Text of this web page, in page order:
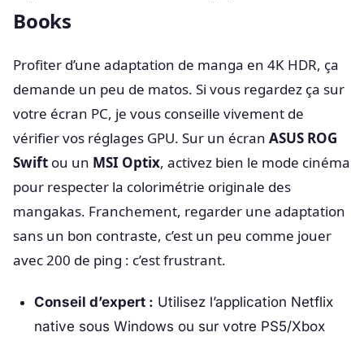
Books
Profiter d’une adaptation de manga en 4K HDR, ça
demande un peu de matos. Si vous regardez ça sur
votre écran PC, je vous conseille vivement de
vérifier vos réglages GPU. Sur un écran ASUS ROG
Swift ou un MSI Optix, activez bien le mode cinéma
pour respecter la colorimétrie originale des
mangakas. Franchement, regarder une adaptation
sans un bon contraste, c’est un peu comme jouer
avec 200 de ping : c’est frustrant.
Conseil d’expert : Utilisez l’application Netflix
native sous Windows ou sur votre PS5/Xbox